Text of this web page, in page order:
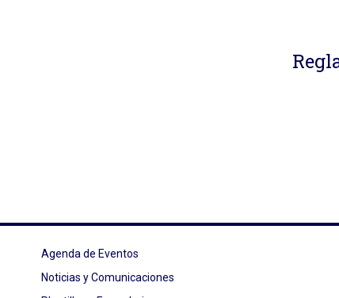
Agenda de Eventos
Noticias y Comunicaciones